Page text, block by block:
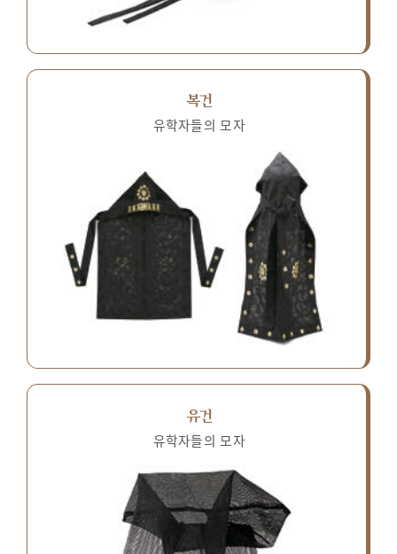
복건
유학자들의 모자
유건
유학자들의 모자